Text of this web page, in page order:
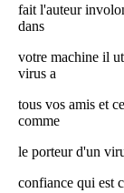
fait l'auteur
dans
votre machine il
virus a
tous vos amis et
comme
le porteur d'un
confiance qui est